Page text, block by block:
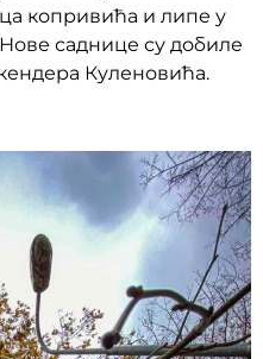
копривића и липе у
саднице су добиле
Куленовића.